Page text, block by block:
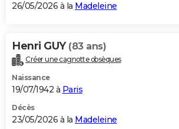
26/05/2026 à la Madeleine
Henri GUY (83 ans)
Créer une cagnotte obsèques
Naissance
19/07/1942 à Paris
Décès
23/05/2026 à la Madeleine